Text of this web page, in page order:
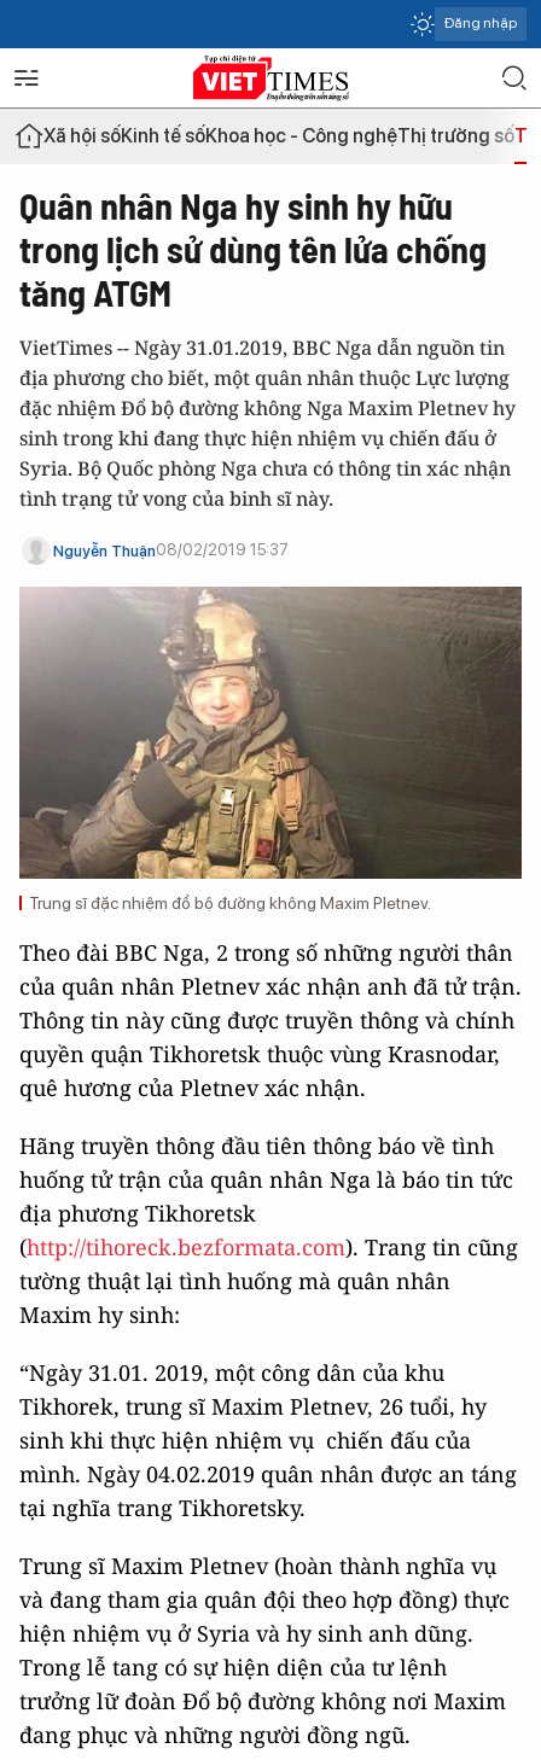
Đăng nhập
Xã hội sốKinh tế sốKhoa học - Công nghệThị trường số
Quân nhân Nga hy sinh hy hữu
trong lịch sử dùng tên lửa chống
tăng ATGM
VietTimes -- Ngày 31.01.2019, BBC Nga dẫn nguồn tin
địa phương cho biết, một quân nhân thuộc Lực lượng
đặc nhiệm Đổ bộ đường không Nga Maxim Pletnev hy
sinh trong khi đang thực hiện nhiệm vụ chiến đấu ở
Syria. Bộ Quốc phòng Nga chưa có thông tin xác nhận
tình trạng tử vong của binh sĩ này.
Nguyễn Thuận08/02/2019 15:37
Trung sĩ đặc nhiệm đổ bộ đường không Maxim Pletnev.
Theo đài BBC Nga, 2 trong số những người thân
của quân nhân Pletnev xác nhận anh đã tử trận.
Thông tin này cũng được truyền thông và chính
quyền quận Tikhoretsk thuộc vùng Krasnodar,
quê hương của Pletnev xác nhận.
Hãng truyền thông đầu tiên thông báo về tình
huống tử trận của quân nhân Nga là báo tin tức
địa phương Tikhoretsk
(http://tihoreck.bezformata.com). Trang tin cũng
tường thuật lại tình huống mà quân nhân
Maxim hy sinh:
“Ngày 31.01. 2019, một công dân của khu
Tikhorek, trung sĩ Maxim Pletnev, 26 tuổi, hy
sinh khi thực hiện nhiệm vụ chiến đấu của
mình. Ngày 04.02.2019 quân nhân được an táng
tại nghĩa trang Tikhoretsky.
Trung sĩ Maxim Pletnev (hoàn thành nghĩa vụ
và đang tham gia quân đội theo hợp đồng) thực
hiện nhiệm vụ ở Syria và hy sinh anh dũng.
Trong lễ tang có sự hiện diện của tư lệnh
trưởng lữ đoàn Đổ bộ đường không nơi Maxim
đang phục và những người đồng ngũ.